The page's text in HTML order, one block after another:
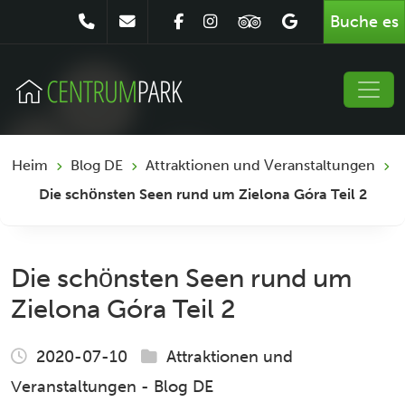
Buche es
Heim Blog DE
Attraktionen und Veranstaltungen
Die schönsten Seen rund um Zielona Góra Teil 2
Die schönsten Seen rund um
Zielona Góra Teil 2
2020-07-10
Attraktionen und
Veranstaltungen - Blog DE